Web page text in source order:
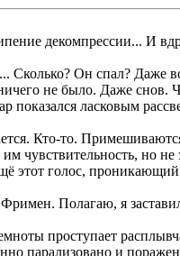
декомпрессии... И
Сколько? Он спал? Даже
не было. Даже снов.
показался ласковым
Кто-то.
чувствительность, но
этот голос,
Полагаю, я
проступает
парализовано и